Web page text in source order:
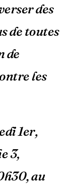
des
de toutes
de
les
1er,
3,
au